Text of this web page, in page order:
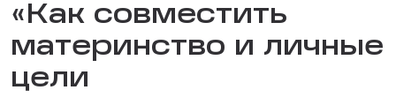
«Как совместить
материнство и личные
цели